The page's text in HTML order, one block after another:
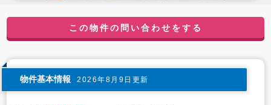
この物件の問い合わせをする
物件基本情報 2026年8月9日更新